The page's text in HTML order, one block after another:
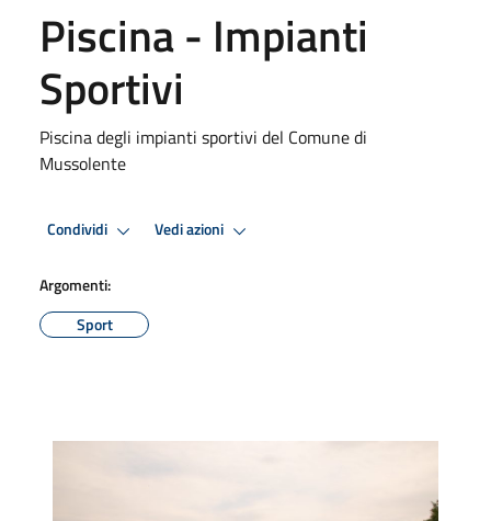
Piscina - Impianti
Sportivi
Piscina degli impianti sportivi del Comune di
Mussolente
Condividi Vedi azioni
Argomenti:
Sport